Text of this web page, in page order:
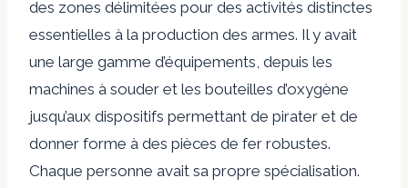
des zones délimitées pour des activités distinctes
essentielles à la production des armes. Il y avait
une large gamme d’équipements, depuis les
machines à souder et les bouteilles d’oxygène
jusqu’aux dispositifs permettant de pirater et de
donner forme à des pièces de fer robustes.
Chaque personne avait sa propre spécialisation.